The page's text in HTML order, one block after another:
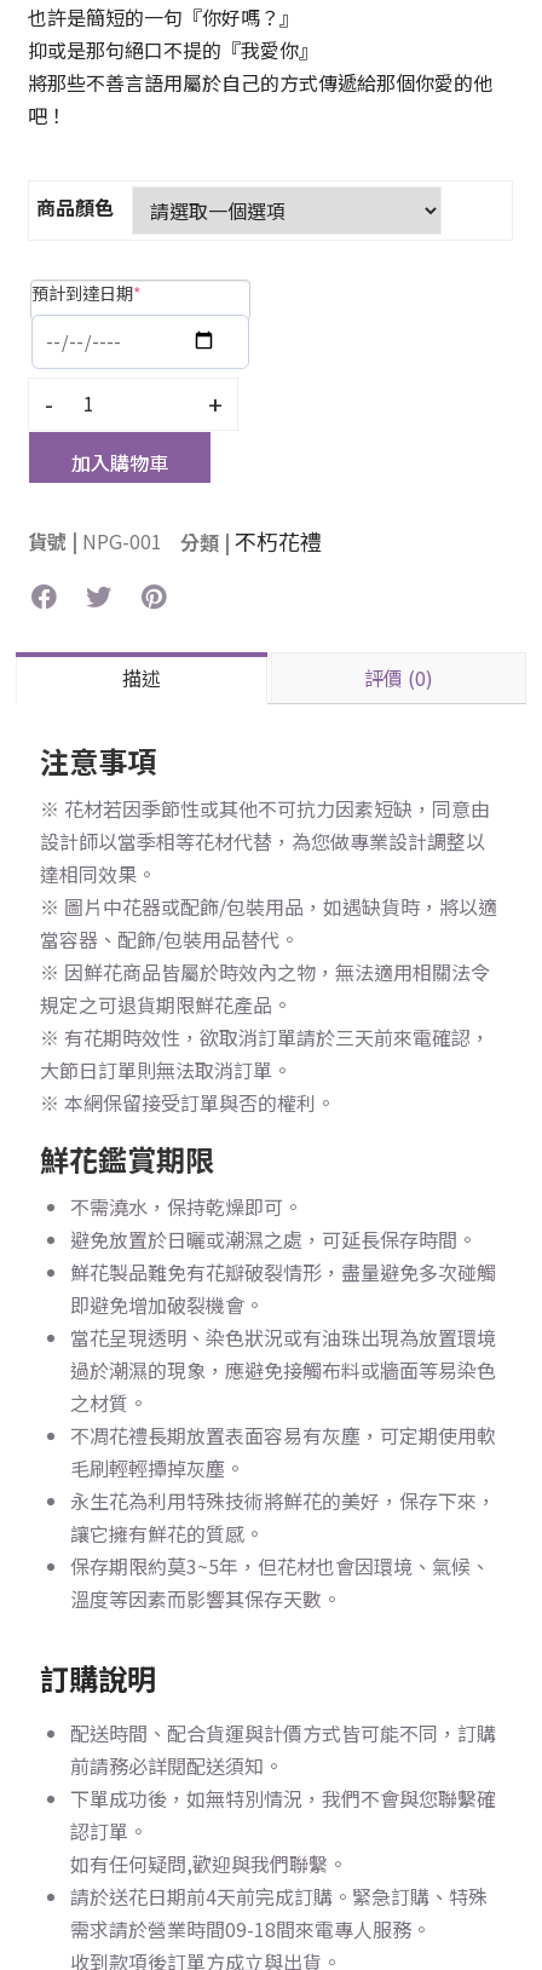
也許是簡短的一句『你好嗎？』
抑或是那句絕口不提的『我愛你』
將那些不善言語用屬於自己的方式傳遞給那個你愛的他
吧！
商品顏色
預計到達日期*
- +
加入購物車
貨號 | NPG-001 分類 |不朽花禮
描述 評價 (0)
注意事項
※ 花材若因季節性或其他不可抗力因素短缺，同意由
設計師以當季相等花材代替，為您做專業設計調整以
達相同效果。
※ 圖片中花器或配飾/包裝用品，如遇缺貨時，將以適
當容器、配飾/包裝用品替代。
※ 因鮮花商品皆屬於時效內之物，無法適用相關法令
規定之可退貨期限鮮花產品。
※ 有花期時效性，欲取消訂單請於三天前來電確認，
大節日訂單則無法取消訂單。
※ 本網保留接受訂單與否的權利。
鮮花鑑賞期限
不需澆水，保持乾燥即可。
避免放置於日曬或潮濕之處，可延長保存時間。
鮮花製品難免有花瓣破裂情形，盡量避免多次碰觸
即避免增加破裂機會。
當花呈現透明、染色狀況或有油珠出現為放置環境
過於潮濕的現象，應避免接觸布料或牆面等易染色
之材質。
不凋花禮長期放置表面容易有灰塵，可定期使用軟
毛刷輕輕撢掉灰塵。
永生花為利用特殊技術將鮮花的美好，保存下來，
讓它擁有鮮花的質感。
保存期限約莫3~5年，但花材也會因環境、氣候、
溫度等因素而影響其保存天數。
訂購說明
配送時間、配合貨運與計價方式皆可能不同，訂購
前請務必詳閱配送須知。
下單成功後，如無特別情況，我們不會與您聯繫確
認訂單。
如有任何疑問,歡迎與我們聯繫。
請於送花日期前4天前完成訂購。 緊急訂購、特殊
需求請於營業時間09-18間來電專人服務。
收到款項後訂單方成立與出貨。